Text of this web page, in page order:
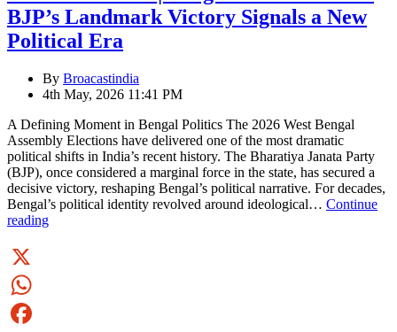
সূচনা
BJP’s Landmark Victory Signals a New
Political Era
By Broacastindia
4th May, 2026 11:41 PM
A Defining Moment in Bengal Politics The 2026 West Bengal
Assembly Elections have delivered one of the most dramatic
political shifts in India’s recent history. The Bharatiya Janata Party
(BJP), once considered a marginal force in the state, has secured a
decisive victory, reshaping Bengal’s political narrative. For decades,
Bengal’s political identity revolved around ideological… Continue
readingBroadcast
X
WhatsApp